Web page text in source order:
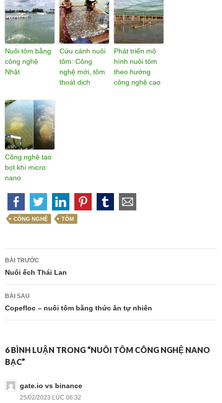
Nuôi tôm bằng
công nghệ
Nhật
Cứu cánh nuôi
tôm: Công
nghệ mới, tôm
thoát dịch
Phát triển mô
hình nuôi tôm
theo hướng
công nghệ cao
Công nghệ tạo
bọt khí micro
nano
CÔNG NGHỆ TÔM
Điều
hướng
bài
viết
BÀI TRƯỚC
Nuôi ếch Thái Lan
BÀI SAU
Copefloc – nuôi tôm bằng thức ăn tự nhiên
6 BÌNH LUẬN TRONG “NUÔI TÔM CÔNG NGHỆ NANO
BẠC”
gate.io vs binance
25/02/2023 LÚC 06:32